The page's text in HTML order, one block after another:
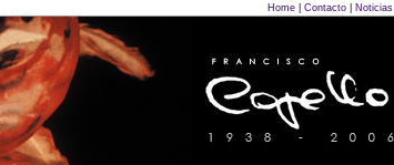
Home Contacto Noticias